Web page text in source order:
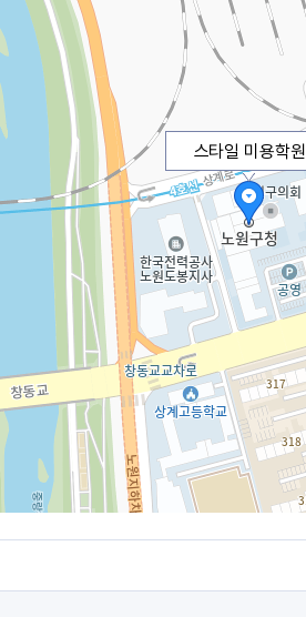
스타일 미용학원